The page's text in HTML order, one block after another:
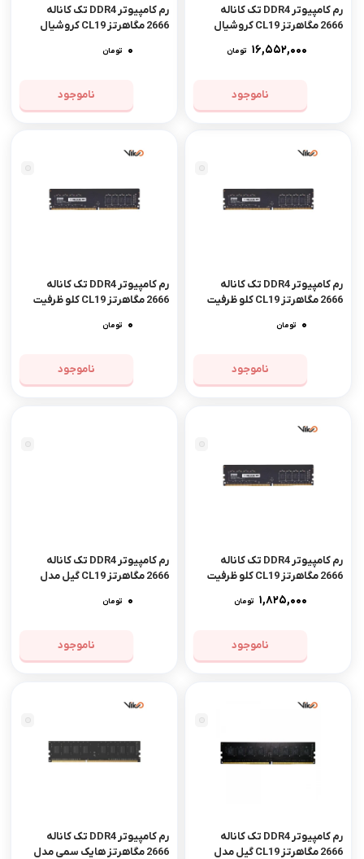
رم کامپیوتر DDR4 تک کاناله
2666 مگاهرتز CL19 کروشیال
16,552,000 تومان
ناموجود
رم کامپیوتر DDR4 تک کاناله
2666 مگاهرتز CL19 کروشیال
0 تومان
ناموجود
رم کامپیوتر DDR4 تک کاناله
2666 مگاهرتز CL19 کلو ظرفیت
0 تومان
ناموجود
رم کامپیوتر DDR4 تک کاناله
2666 مگاهرتز CL19 کلو ظرفیت
0 تومان
ناموجود
رم کامپیوتر DDR4 تک کاناله
2666 مگاهرتز CL19 کلو ظرفیت
1,825,000 تومان
ناموجود
رم کامپیوتر DDR4 تک کاناله
2666 مگاهرتز CL19 گیل مدل
0 تومان
ناموجود
رم کامپیوتر DDR4 تک کاناله
2666 مگاهرتز CL19 گیل مدل
رم کامپیوتر DDR4 تک کاناله
2666 مگاهرتز هایک سمی مدل